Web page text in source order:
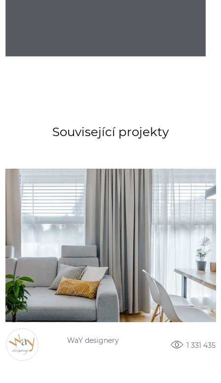
Související projekty
WaY designery
1 331 435